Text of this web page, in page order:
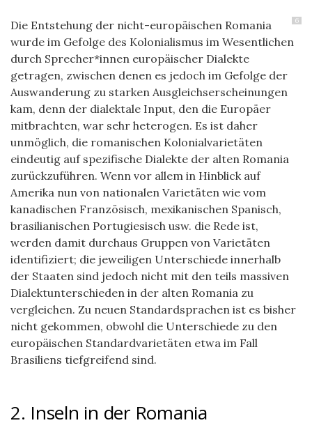
6
Die Entstehung der nicht-europäischen Romania
wurde im Gefolge des Kolonialismus im Wesentlichen
durch Sprecher*innen europäischer Dialekte
getragen, zwischen denen es jedoch im Gefolge der
Auswanderung zu starken Ausgleichserscheinungen
kam, denn der dialektale Input, den die Europäer
mitbrachten, war sehr heterogen. Es ist daher
unmöglich, die romanischen Kolonialvarietäten
eindeutig auf spezifische Dialekte der alten Romania
zurückzuführen. Wenn vor allem in Hinblick auf
Amerika nun von nationalen Varietäten wie vom
kanadischen Französisch, mexikanischen Spanisch,
brasilianischen Portugiesisch usw. die Rede ist,
werden damit durchaus Gruppen von Varietäten
identifiziert; die jeweiligen Unterschiede innerhalb
der Staaten sind jedoch nicht mit den teils massiven
Dialektunterschieden in der alten Romania zu
vergleichen. Zu neuen Standardsprachen ist es bisher
nicht gekommen, obwohl die Unterschiede zu den
europäischen Standardvarietäten etwa im Fall
Brasiliens tiefgreifend sind.
2. Inseln in der Romania